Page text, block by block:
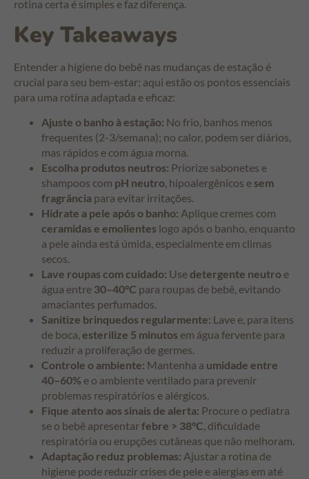
rotina certa é simples e faz diferença.
Key Takeaways
Entender a higiene do bebê nas mudanças de estação é
crucial para seu bem-estar; aqui estão os pontos essenciais
para uma rotina adaptada e eficaz:
Ajuste o banho à estação: No frio, banhos menos
frequentes (2-3/semana); no calor, podem ser diários,
mas rápidos e com água morna.
Escolha produtos neutros: Priorize sabonetes e
shampoos com pH neutro, hipoalergênicos e sem
fragrância para evitar irritações.
Hidrate a pele após o banho: Aplique cremes com
ceramidas e emolientes logo após o banho, enquanto
a pele ainda está úmida, especialmente em climas
secos.
Lave roupas com cuidado: Usedetergente neutro e
água entre 30–40°C para roupas de bebê, evitando
amaciantes perfumados.
Sanitize brinquedos regularmente: Lave e, para itens
de boca, esterilize 5 minutos em água fervente para
reduzir a proliferação de germes.
Controle o ambiente: Mantenha a umidade entre
40–60% e o ambiente ventilado para prevenir
problemas respiratórios e alérgicos.
Fique atento aos sinais de alerta: Procure o pediatra
se o bebê apresentarfebre > 38°C, dificuldade
respiratória ou erupções cutâneas que não melhoram.
Adaptação reduz problemas: Ajustar a rotina de
higiene pode reduzir crises de pele e alergias em até